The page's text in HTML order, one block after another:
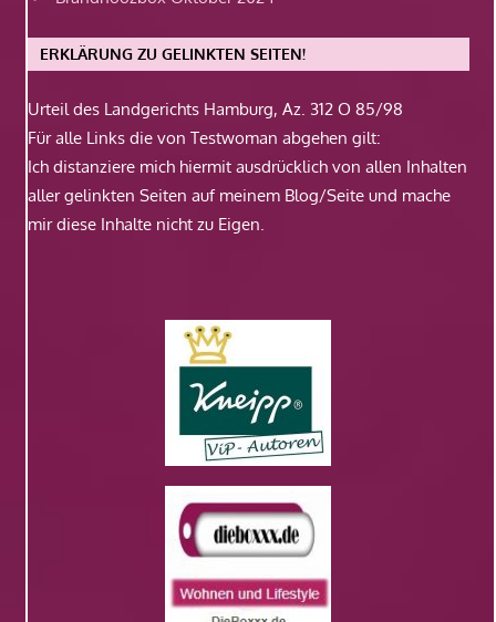
ERKLÄRUNG ZU GELINKTEN SEITEN!
Urteil des Landgerichts Hamburg, Az. 312 O 85/98
Für alle Links die von Testwoman abgehen gilt:
Ich distanziere mich hiermit ausdrücklich von allen Inhalten
aller gelinkten Seiten auf meinem Blog/Seite und mache
mir diese Inhalte nicht zu Eigen.